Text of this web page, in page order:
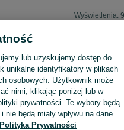
Wyświetlenia:
aby skontaktować się z
lub uzyskujemy dostęp do
unikalne identyfikatory w plikach
osobowych. Użytkownik może
nimi, klikając poniżej lub w
prywatności. Te wybory będą
będą miały wpływu na dane
Polityka Prywatności